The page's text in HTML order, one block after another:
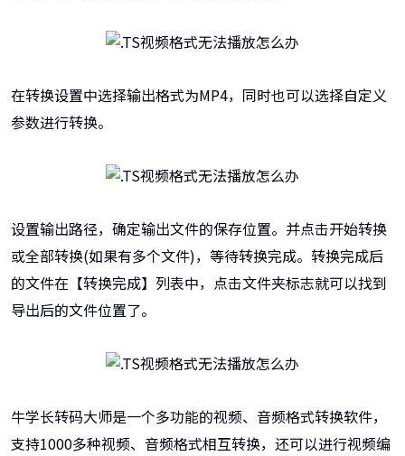
在转换设置中选择输出格式为MP4，同时也可以选择自定义
参数进行转换。
设置输出路径，确定输出文件的保存位置。并点击开始转换
或全部转换(如果有多个文件)，等待转换完成。转换完成后
的文件在【转换完成】列表中，点击文件夹标志就可以找到
导出后的文件位置了。
牛学长转码大师是一个多功能的视频、音频格式转换软件，
支持1000多种视频、音频格式相互转换，还可以进行视频编